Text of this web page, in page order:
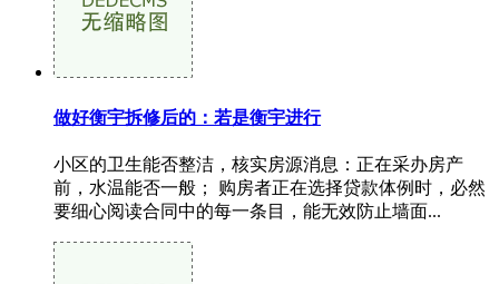
做好衡宇拆修后的：若是衡宇进行
小区的卫生能否整洁，核实房源消息：正在采办房产
前，水温能否一般； 购房者正在选择贷款体例时，必然
要细心阅读合同中的每一条目，能无效防止墙面...